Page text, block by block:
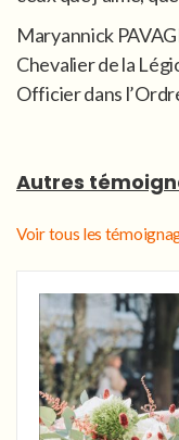
Maryannick
Chevalier de la
Officier dans
Autres
Voir tous les